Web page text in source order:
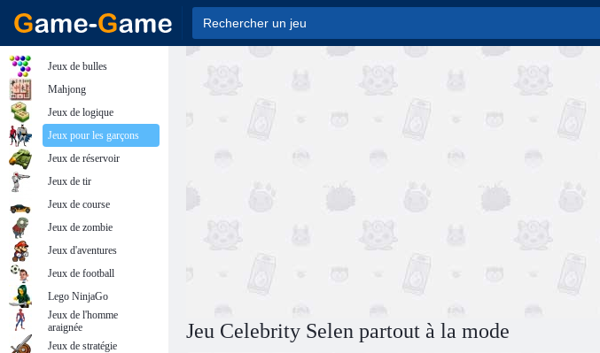
Jeu Celebrity Selen partout à la mode
Jeux de bulles
Mahjong
Jeux de logique
Jeux pour les garçons
Jeux de réservoir
Jeux de tir
Jeux de course
Jeux de zombie
Jeux d'aventures
Jeux de football
Lego NinjaGo
Jeux de l'homme
araignée
Jeux de stratégie